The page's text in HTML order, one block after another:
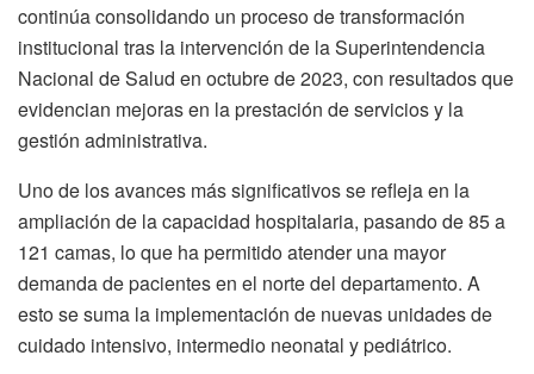
continúa consolidando un proceso de transformación
institucional tras la intervención de la Superintendencia
Nacional de Salud en octubre de 2023, con resultados que
evidencian mejoras en la prestación de servicios y la
gestión administrativa.
Uno de los avances más significativos se refleja en la
ampliación de la capacidad hospitalaria, pasando de 85 a
121 camas, lo que ha permitido atender una mayor
demanda de pacientes en el norte del departamento. A
esto se suma la implementación de nuevas unidades de
cuidado intensivo, intermedio neonatal y pediátrico.